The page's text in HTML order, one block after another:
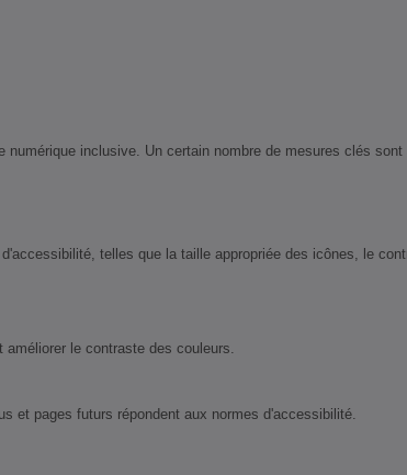
inclusive. Un certain nombre de mesures clés
telles que la taille appropriée des icônes, le
le contraste des couleurs.
et pages futurs répondent aux normes d'accessibilité.